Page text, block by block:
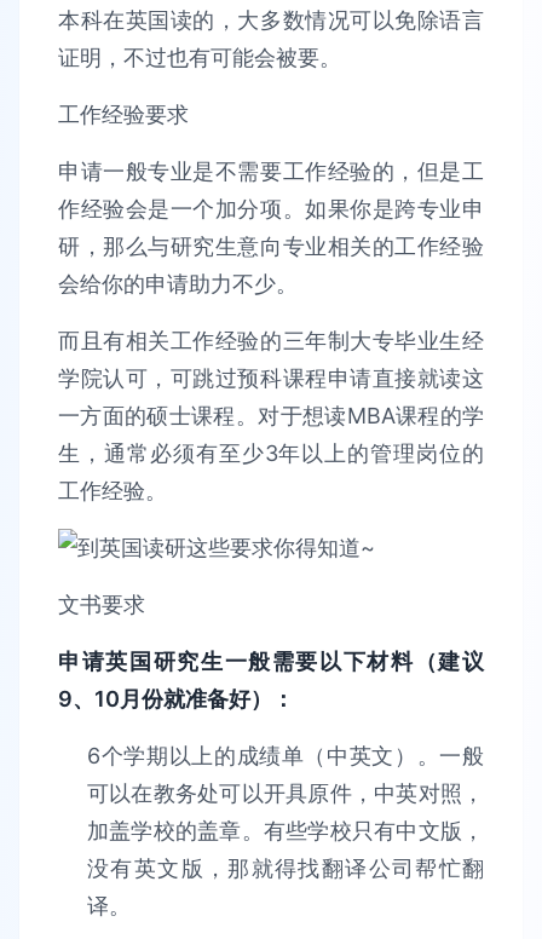
本科在英国读的，大多数情况可以免除语言
证明，不过也有可能会被要。
工作经验要求
申请一般专业是不需要工作经验的，但是工
作经验会是一个加分项。如果你是跨专业申
研，那么与研究生意向专业相关的工作经验
会给你的申请助力不少。
而且有相关工作经验的三年制大专毕业生经
学院认可，可跳过预科课程申请直接就读这
一方面的硕士课程。对于想读MBA课程的学
生，通常必须有至少3年以上的管理岗位的
工作经验。
文书要求
申请英国研究生一般需要以下材料（建议
9、10月份就准备好）：
6个学期以上的成绩单（中英文）。一般
可以在教务处可以开具原件，中英对照，
加盖学校的盖章。有些学校只有中文版，
没有英文版，那就得找翻译公司帮忙翻
译。